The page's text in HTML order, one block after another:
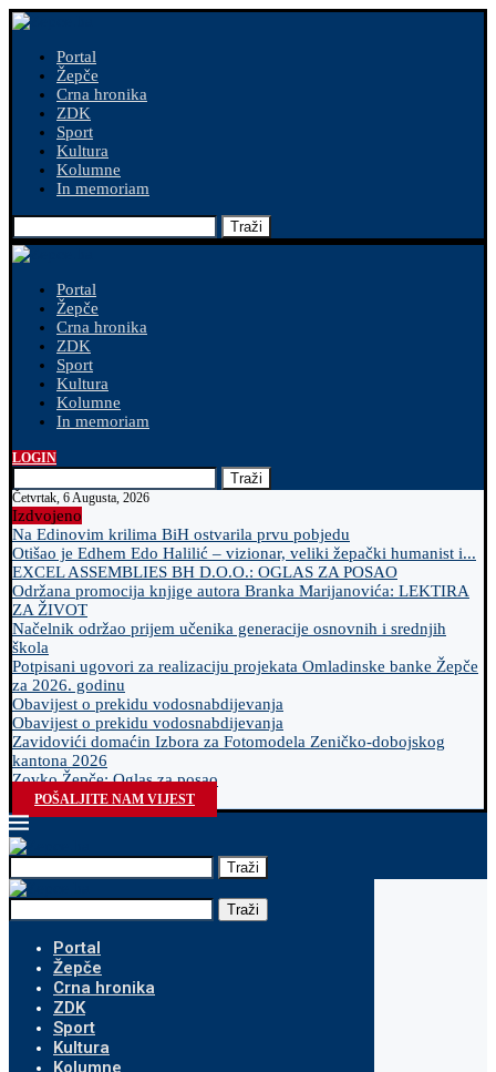
Portal
Žepče
Crna hronika
ZDK
Sport
Kultura
Kolumne
In memoriam
Traži
Portal
Žepče
Crna hronika
ZDK
Sport
Kultura
Kolumne
In memoriam
LOGIN
Traži
Četvrtak, 6 Augusta, 2026
Izdvojeno
Na Edinovim krilima BiH ostvarila prvu pobjedu
Otišao je Edhem Edo Halilić – vizionar, veliki žepački humanist i...
EXCEL ASSEMBLIES BH D.O.O.: OGLAS ZA POSAO
Održana promocija knjige autora Branka Marijanovića: LEKTIRA
ZA ŽIVOT
Načelnik održao prijem učenika generacije osnovnih i srednjih
škola
Potpisani ugovori za realizaciju projekata Omladinske banke Žepče
za 2026. godinu
Obavijest o prekidu vodosnabdijevanja
Obavijest o prekidu vodosnabdijevanja
Zavidovići domaćin Izbora za Fotomodela Zeničko-dobojskog
kantona 2026
Zovko Žepče: Oglas za posao
POŠALJITE NAM VIJEST
Traži
Traži
Portal
Žepče
Crna hronika
ZDK
Sport
Kultura
Kolumne